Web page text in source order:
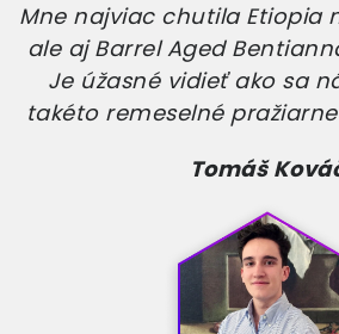
Mne najviac chutila Etiopia
ale aj Barrel Aged
Je úžasné vidieť ako sa
takéto remeselné
Tomáš